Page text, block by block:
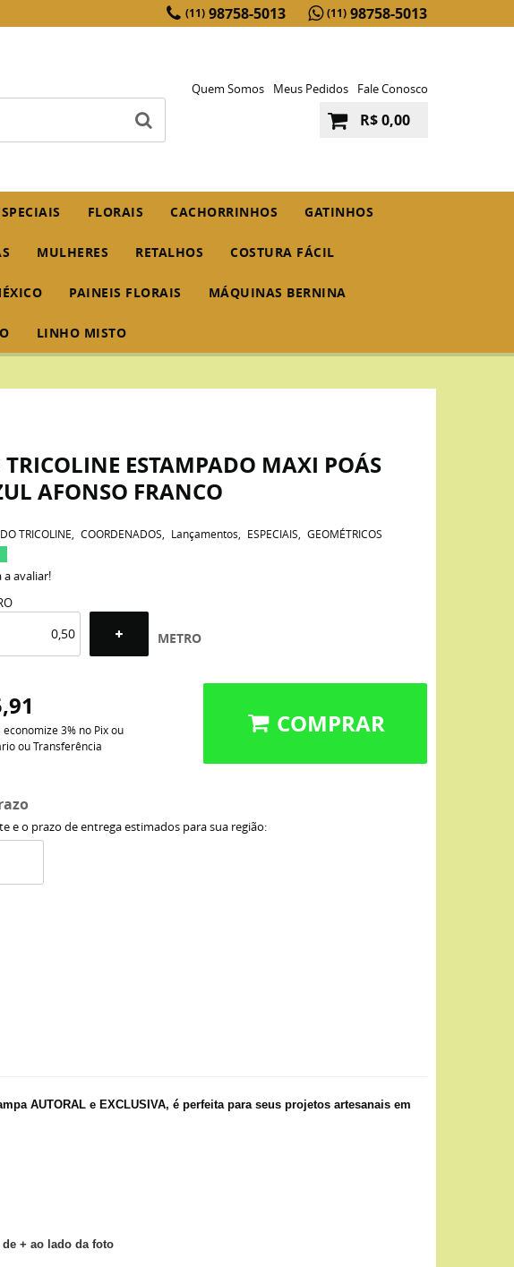
(11) 98758-5013 (11) 98758-5013
Quem Somos Meus Pedidos Fale Conosco
R$ 0,00
FLORAIS CACHORRINHOS GATINHOS
MULHERES RETALHOS COSTURA FÁCIL
PAINEIS FLORAIS MÁQUINAS BERNINA
LINHO MISTO
TRICOLINE ESTAMPADO MAXI POÁS
AFONSO FRANCO
TRICOLINE COORDENADOS Lançamentos ESPECIAIS GEOMÉTRICOS
a avaliar!
METRO
economize3% no Pix ou
ou Transferência
COMPRAR
e o prazo de entrega estimados para sua região:
AUTORAL e EXCLUSIVA, é perfeita para seus projetos artesanais em
+ ao lado da foto